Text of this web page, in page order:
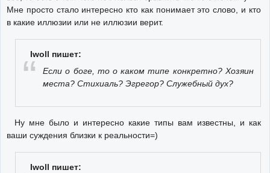
Мне просто стало интересно кто как понимает это слово, и кто
в какие иллюзии или не иллюзии верит.
Iwoll пишет:
Если о боге, то о каком типе конкретно? Хозяин
места? Стихиаль? Эгрегор? Служебный дух?
Ну мне было и интересно какие типы вам известны, и как
ваши суждения близки к реальности=)
Iwoll пишет: